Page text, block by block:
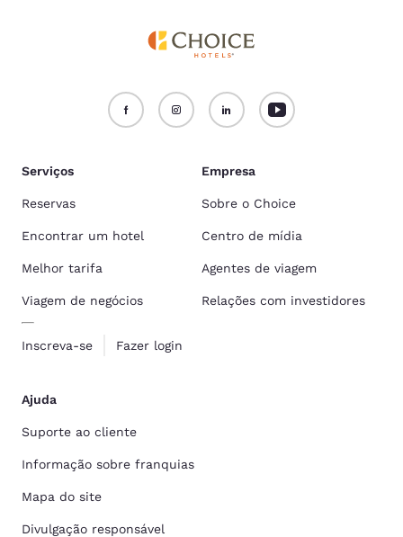
Serviços
Reservas
Encontrar um hotel
Melhor tarifa
Viagem de negócios
Inscreva-se Fazer login
Empresa
Sobre o Choice
Centro de mídia
Agentes de viagem
Relações com investidores
Ajuda
Suporte ao cliente
Informação sobre franquias
Mapa do site
Divulgação responsável